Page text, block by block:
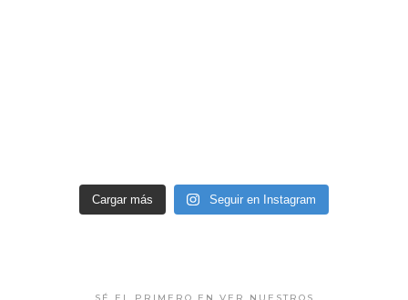
Cargar más Seguir en Instagram